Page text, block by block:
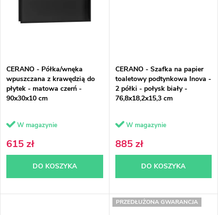
CERANO - Półka/wnęka
wpuszczana z krawędzią do
płytek - matowa czerń -
90x30x10 cm
W magazynie
615 zł
DO KOSZYKA
CERANO - Szafka na papier
toaletowy podtynkowa Inova -
2 półki - połysk biały -
76,8x18,2x15,3 cm
W magazynie
885 zł
DO KOSZYKA
PRZEDŁUŻONA GWARANCJA